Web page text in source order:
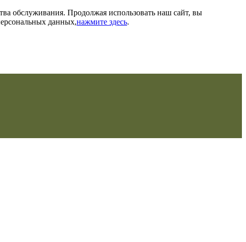
обслуживания. Продолжая использовать наш сайт, вы
данных,нажмите здесь.